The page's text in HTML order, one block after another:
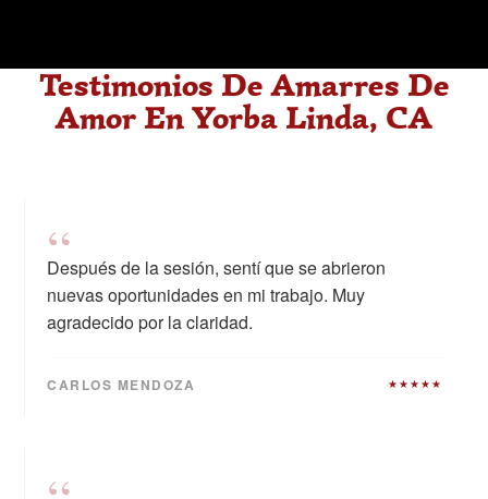
Testimonios De Amarres De
Amor En Yorba Linda, CA
“
Después de la sesión, sentí que se abrieron
nuevas oportunidades en mi trabajo. Muy
agradecido por la claridad.
CARLOS MENDOZA ★★★★★